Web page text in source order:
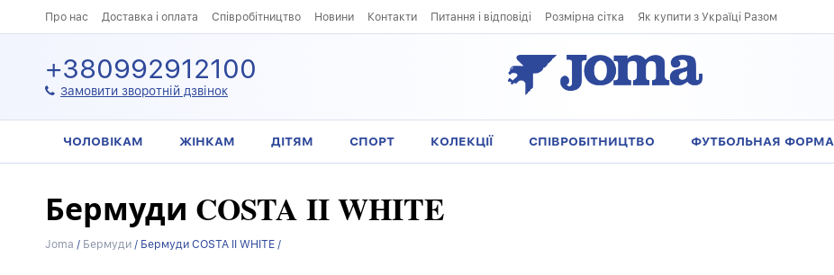
Про нас Доставка і оплата Співробітництво Новини Контакти Питання і відповіді Розмірна сітка Як купити з Україці Разом
+380992912100
Замовити зворотній дзвінок
ЧОЛОВІКАМ ЖІНКАМ ДІТЯМ СПОРТ КОЛЕКЦІЇ СПІВРОБІТНИЦТВО ФУТБОЛЬНАЯ ФОРМА
Бермуди COSTA II WHITE
Joma / Бермуди / Бермуди COSTA II WHITE /